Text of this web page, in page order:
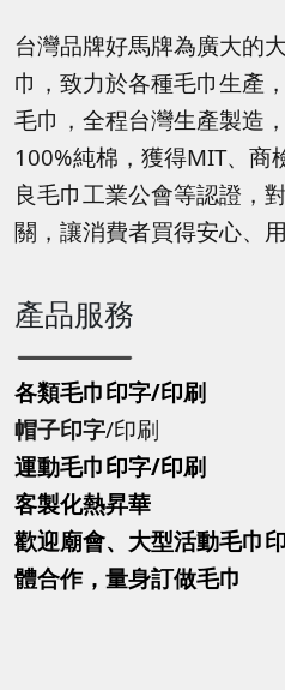
台灣品牌好馬牌為廣大的
巾，致力於各種毛巾生產
毛巾，全程台灣生產製造，
100%純棉，獲得MIT、商
良毛巾工業公會等認證，
關，讓消費者買得安心、用
產品服務
各類毛巾印字/印刷
帽子印字/印刷
運動毛巾印字/印刷
客製化熱昇華
歡迎廟會、大型活動毛巾
體合作，量身訂做毛巾